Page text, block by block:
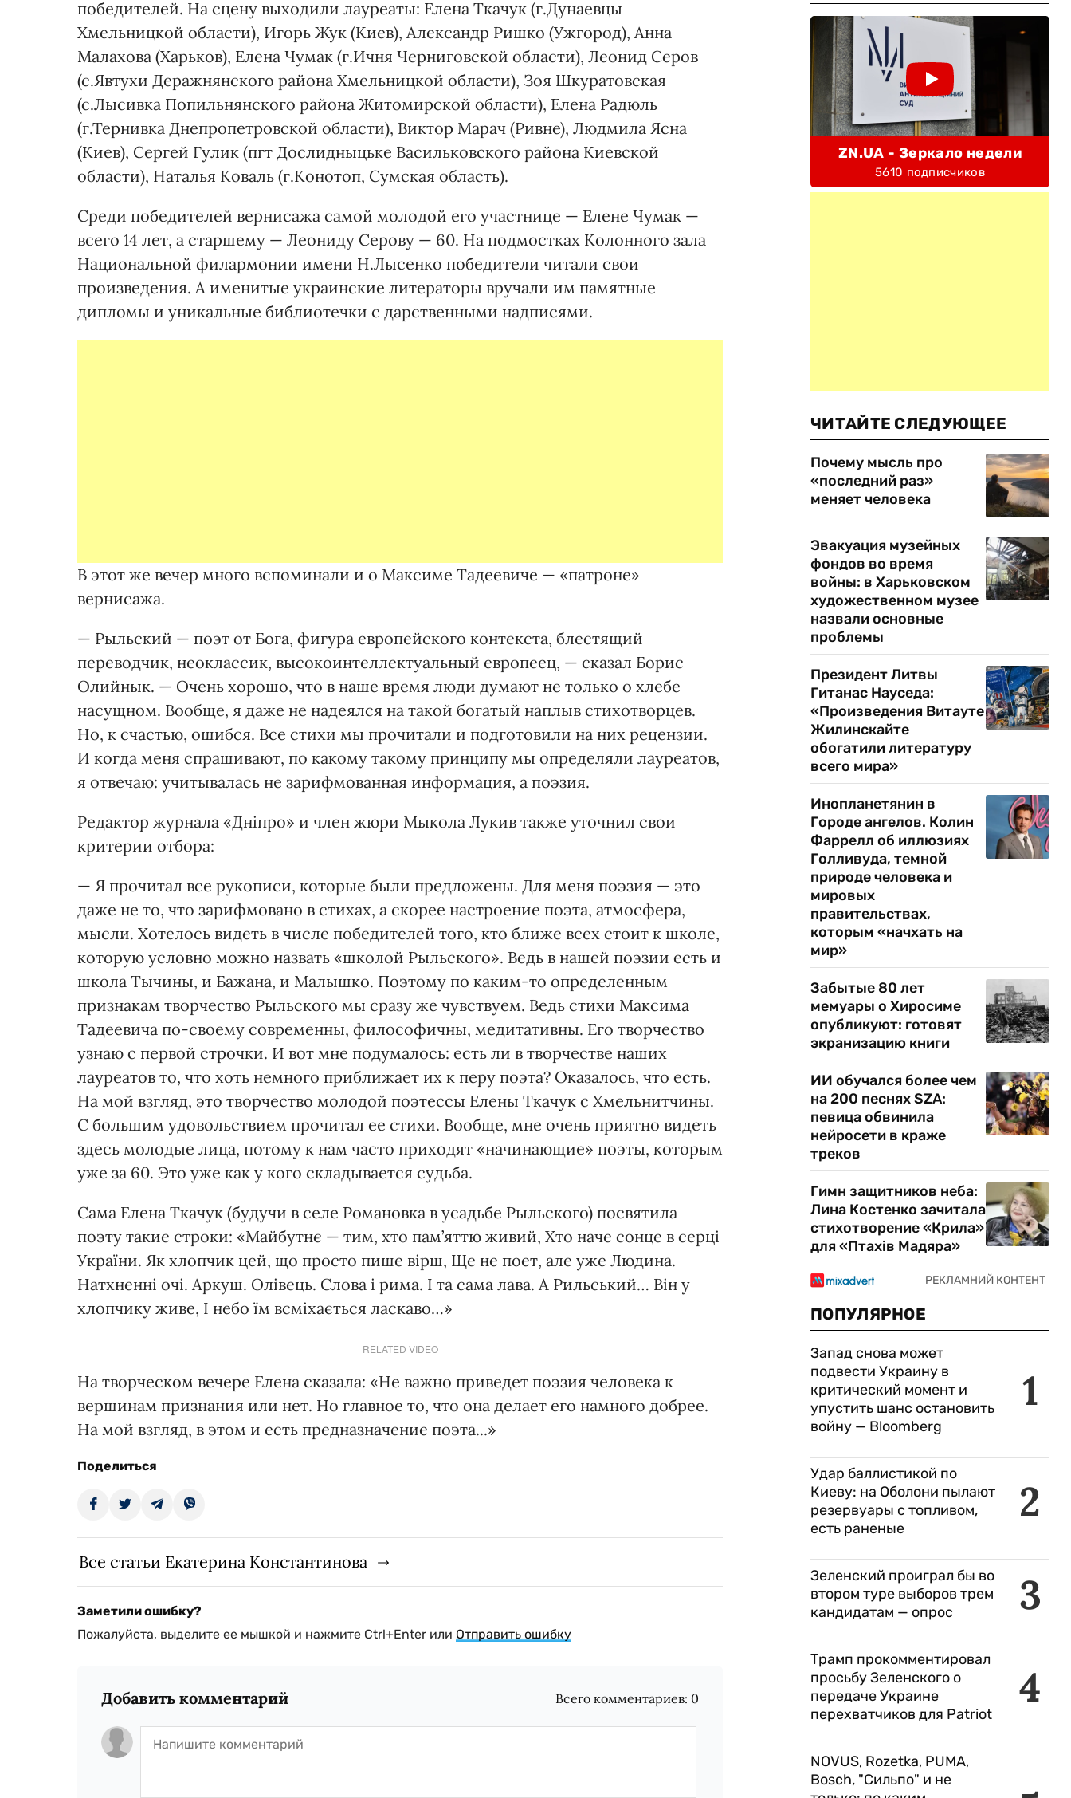
победителей. На сцену выходили лауреаты: Елена Ткачук (г.Дунаевцы
Хмельницкой области), Игорь Жук (Киев), Александр Ришко (Ужгород), Анна
Малахова (Харьков), Елена Чумак (г.Ичня Черниговской области), Леонид Серов
(с.Явтухи Деражнянского района Хмельницкой области), Зоя Шкуратовская
(с.Лысивка Попильнянского района Житомирской области), Елена Радюль
(г.Тернивка Днепропетровской области), Виктор Марач (Ривне), Людмила Ясна
(Киев), Сергей Гулик (пгт Дослидныцьке Васильковского района Киевской
области), Наталья Коваль (г.Конотоп, Сумская область).
Среди победителей вернисажа самой молодой его участнице — Елене Чумак —
всего 14 лет, а старшему — Леониду Серову — 60. На подмостках Колонного зала
Национальной филармонии имени Н.Лысенко победители читали свои
произведения. А именитые украинские литераторы вручали им памятные
дипломы и уникальные библиотечки с дарственными надписями.
В этот же вечер много вспоминали и о Максиме Тадеевиче — «патроне»
вернисажа.
— Рыльский — поэт от Бога, фигура европейского контекста, блестящий
переводчик, неоклассик, высокоинтеллектуальный европеец, — сказал Борис
Олийнык. — Очень хорошо, что в наше время люди думают не только о хлебе
насущном. Вообще, я даже не надеялся на такой богатый наплыв стихотворцев.
Но, к счастью, ошибся. Все стихи мы прочитали и подготовили на них рецензии.
И когда меня спрашивают, по какому такому принципу мы определяли лауреатов,
я отвечаю: учитывалась не зарифмованная информация, а поэзия.
Редактор журнала «Дніпро» и член жюри Мыкола Лукив также уточнил свои
критерии отбора:
— Я прочитал все рукописи, которые были предложены. Для меня поэзия — это
даже не то, что зарифмовано в стихах, а скорее настроение поэта, атмосфера,
мысли. Хотелось видеть в числе победителей того, кто ближе всех стоит к школе,
которую условно можно назвать «школой Рыльского». Ведь в нашей поэзии есть и
школа Тычины, и Бажана, и Малышко. Поэтому по каким-то определенным
признакам творчество Рыльского мы сразу же чувствуем. Ведь стихи Максима
Тадеевича по-своему современны, философичны, медитативны. Его творчество
узнаю с первой строчки. И вот мне подумалось: есть ли в творчестве наших
лауреатов то, что хоть немного приближает их к перу поэта? Оказалось, что есть.
На мой взгляд, это творчество молодой поэтессы Елены Ткачук с Хмельнитчины.
С большим удовольствием прочитал ее стихи. Вообще, мне очень приятно видеть
здесь молодые лица, потому к нам часто приходят «начинающие» поэты, которым
уже за 60. Это уже как у кого складывается судьба.
Сама Елена Ткачук (будучи в селе Романовка в усадьбе Рыльского) посвятила
поэту такие строки: «Майбутнє — тим, хто пам’яттю живий, Хто наче сонце в серці
України. Як хлопчик цей, що просто пише вірш, Ще не поет, але уже Людина.
Натхненні очі. Аркуш. Олівець. Слова і рима. І та сама лава. А Рильський… Він у
хлопчику живе, І небо їм всміхається ласкаво…»
RELATED VIDEO
На творческом вечере Елена сказала: «Не важно приведет поэзия человека к
вершинам признания или нет. Но главное то, что она делает его намного добрее.
На мой взгляд, в этом и есть предназначение поэта...»
Поделиться
Все статьи Екатерина Константинова
Заметили ошибку?
Пожалуйста, выделите ее мышкой и нажмите Ctrl+Enter или Отправить ошибку
Добавить комментарий Всего комментариев: 0
ZN.UA - Зеркало недели
5610 подписчиков
ЧИТАЙТЕ СЛЕДУЮЩЕЕ
Почему мысль про
«последний раз»
меняет человека
Эвакуация музейных
фондов во время
войны: в Харьковском
художественном музее
назвали основные
проблемы
Президент Литвы
Гитанас Науседа:
«Произведения Витауте
Жилинскайте
обогатили литературу
всего мира»
Инопланетянин в
Городе ангелов. Колин
Фаррелл об иллюзиях
Голливуда, темной
природе человека и
мировых
правительствах,
которым «начхать на
мир»
Забытые 80 лет
мемуары о Хиросиме
опубликуют: готовят
экранизацию книги
ИИ обучался более чем
на 200 песнях SZA:
певица обвинила
нейросети в краже
треков
Гимн защитников неба:
Лина Костенко зачитала
стихотворение «Крила»
для «Птахів Мадяра»
ПОПУЛЯРНОЕ
1
Запад снова может
подвести Украину в
критический момент и
упустить шанс остановить
войну — Bloomberg
2
Удар баллистикой по
Киеву: на Оболони пылают
резервуары с топливом,
есть раненые
3
Зеленский проиграл бы во
втором туре выборов трем
кандидатам — опрос
4
Трамп прокомментировал
просьбу Зеленского о
передаче Украине
перехватчиков для Patriot
NOVUS, Rozetka, PUMA,
Bosch, "Сильпо" и не